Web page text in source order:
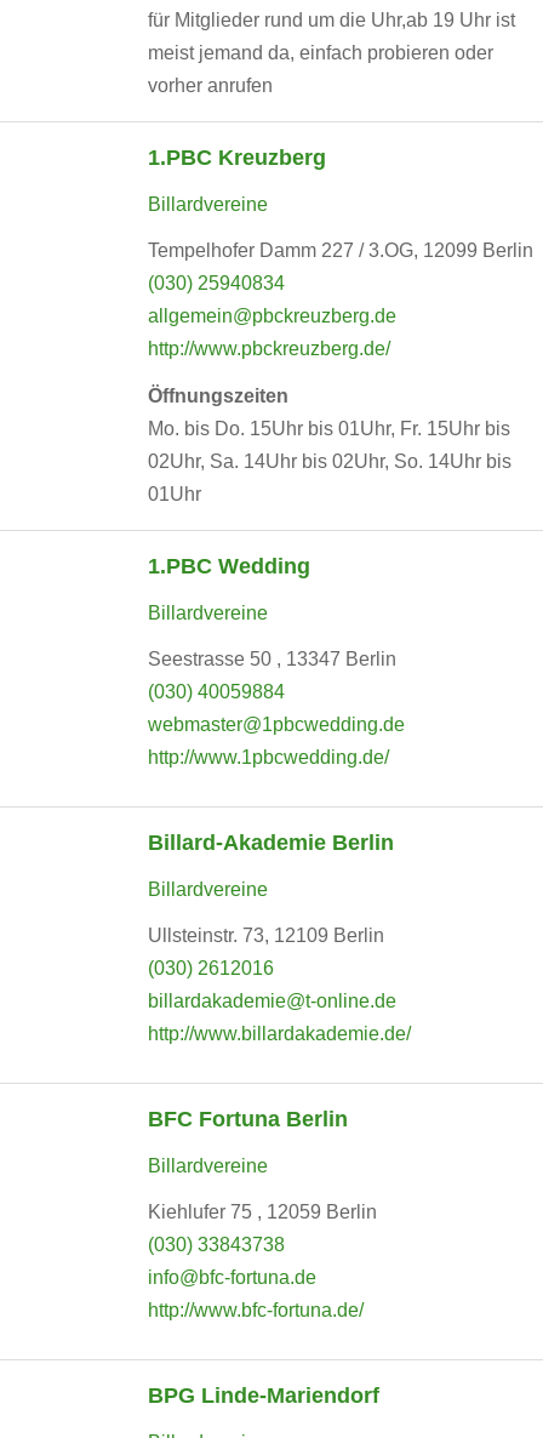
für Mitglieder rund um die Uhr,ab 19 Uhr ist
meist jemand da, einfach probieren oder
vorher anrufen
1.PBC Kreuzberg
Billardvereine
Tempelhofer Damm 227 / 3.OG, 12099 Berlin
(030) 25940834
allgemein@pbckreuzberg.de
http://www.pbckreuzberg.de/
Öffnungszeiten
Mo. bis Do. 15Uhr bis 01Uhr, Fr. 15Uhr bis
02Uhr, Sa. 14Uhr bis 02Uhr, So. 14Uhr bis
01Uhr
1.PBC Wedding
Billardvereine
Seestrasse 50 , 13347 Berlin
(030) 40059884
webmaster@1pbcwedding.de
http://www.1pbcwedding.de/
Billard-Akademie Berlin
Billardvereine
Ullsteinstr. 73, 12109 Berlin
(030) 2612016
billardakademie@t-online.de
http://www.billardakademie.de/
BFC Fortuna Berlin
Billardvereine
Kiehlufer 75 , 12059 Berlin
(030) 33843738
info@bfc-fortuna.de
http://www.bfc-fortuna.de/
BPG Linde-Mariendorf